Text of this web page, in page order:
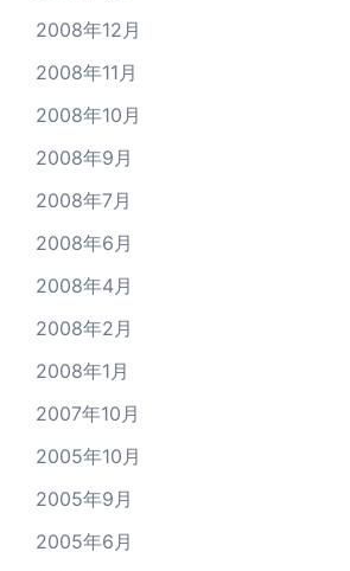
2008年12月
2008年11月
2008年10月
2008年9月
2008年7月
2008年6月
2008年4月
2008年2月
2008年1月
2007年10月
2005年10月
2005年9月
2005年6月